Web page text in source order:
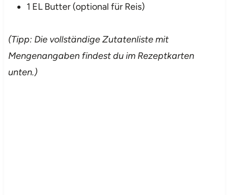
1 EL Butter (optional für Reis)
(Tipp: Die vollständige Zutatenliste mit
Mengenangaben findest du im Rezeptkarten
unten.)